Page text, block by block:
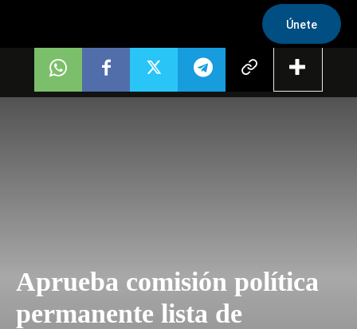
Únete
Aprueba comisión política
permanente lista de